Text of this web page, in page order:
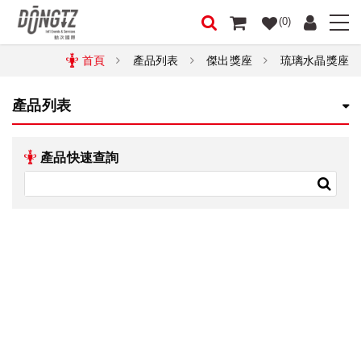
(0)
首頁 產品列表 傑出獎座 琉璃水晶獎座
產品列表
產品快速查詢